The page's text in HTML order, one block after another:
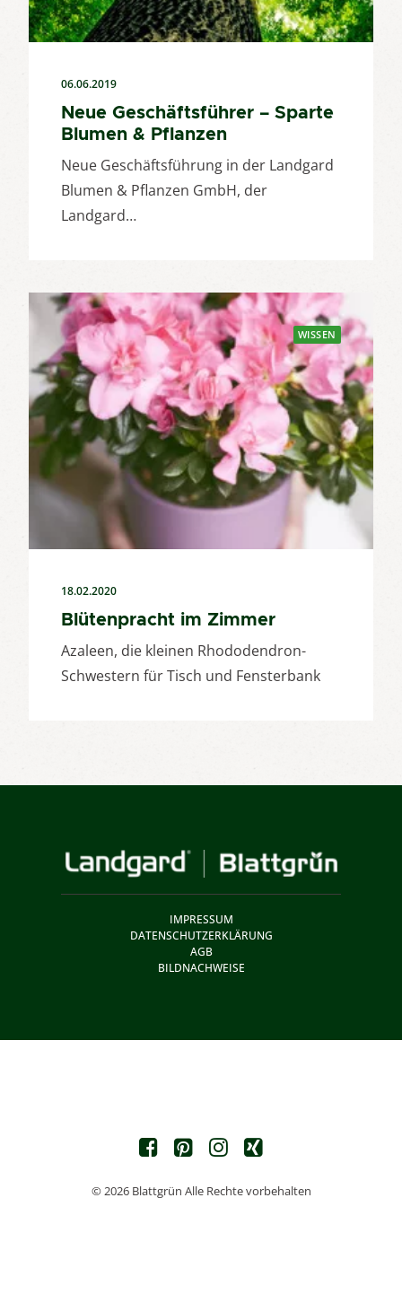
06.06.2019
Neue Geschäftsführer – Sparte
Blumen & Pflanzen
Neue Geschäftsführung in der Landgard
Blumen & Pflanzen GmbH, der
Landgard…
WISSEN
18.02.2020
Blütenpracht im Zimmer
Azaleen, die kleinen Rhododendron-
Schwestern für Tisch und Fensterbank
IMPRESSUM
DATENSCHUTZERKLÄRUNG
AGB
BILDNACHWEISE
© 2026 Blattgrün Alle Rechte vorbehalten